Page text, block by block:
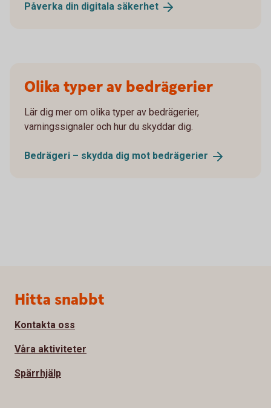
Påverka din digitala säkerhet
Olika typer av bedrägerier
Lär dig mer om olika typer av bedrägerier,
varningssignaler och hur du skyddar dig.
Bedrägeri – skydda dig mot bedrägerier
Sidfot
Hitta snabbt
Kontakta oss
Våra aktiviteter
Spärrhjälp